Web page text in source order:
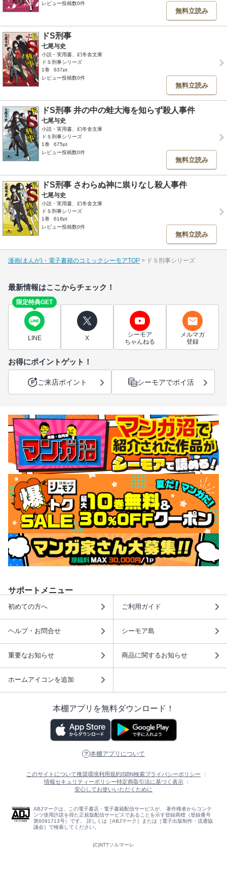
レビュー投稿数0件
無料立読み
ドS刑事
七尾与史
小説・実用書、幻冬舎文庫
ドＳ刑事シリーズ
1巻
637pt
レビュー投稿数0件
無料立読み
ドS刑事 井の中の蛙大海を知らず殺人事件
七尾与史
小説・実用書、幻冬舎文庫
ドＳ刑事シリーズ
1巻
675pt
レビュー投稿数0件
無料立読み
ドS刑事 さわらぬ神に祟りなし殺人事件
七尾与史
小説・実用書、幻冬舎文庫
ドＳ刑事シリーズ
1巻
618pt
レビュー投稿数0件
無料立読み
漫画(まんが)・電子書籍のコミックシーモアTOP ドＳ刑事シリーズ
最新情報はここからチェック！
限定特典GET
LINE X
シーモア
ちゃんねる
メルマガ
登録
お得にポイントゲット！
ご来店ポイント シーモアでポイ活
サポートメニュー
初めての方へ ご利用ガイド
ヘルプ・お問合せ シーモア島
重要なお知らせ 商品に関するお知らせ
ホームアイコンを追加
本棚アプリを無料ダウンロード！
本棚アプリについて
このサイトについて推奨環境利用規約 ISBN検索プライバシーポリシー
情報セキュリティーポリシー特定商取引法に基づく表示
安心してお使いいただくために
ABJマークは、この電子書店・電子書籍配信サービスが、 著作権者からコンテ
ンツ使用許諾を得た正規版配信サービスであることを示す登録商標（登録番号
第6091713号）です。 詳しくは［ABJマーク］または［電子出版制作・流通協
議会］で検索してください。
(C)NTTソルマーレ